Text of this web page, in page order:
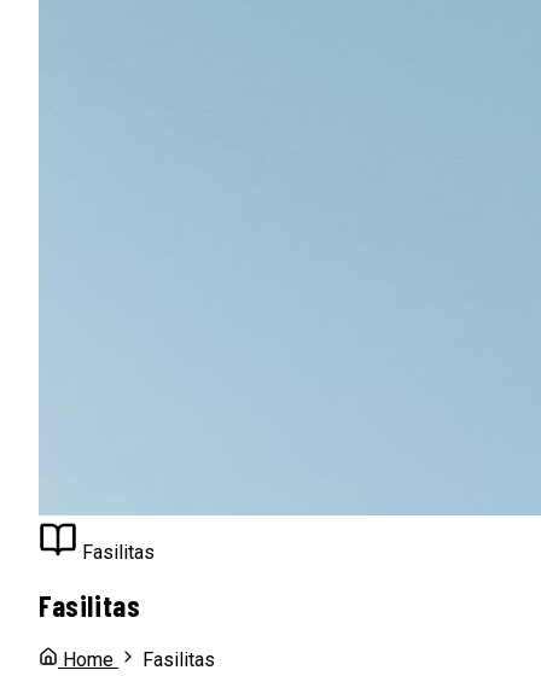
Fasilitas
Fasilitas
Home
Fasilitas